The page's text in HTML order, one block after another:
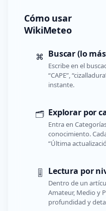
Cómo usar
WikiMeteo
⌘ Buscar (lo
Escribe en el
“CAPE”,
instante.
🗂️ Explorar por
Entra en
conocimiento.
“Última
🎚️ Lectura por
Dentro de un
Amateur, Medio y
profundidad y